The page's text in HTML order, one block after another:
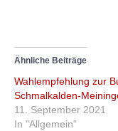
Ähnliche Beiträge
Wahlempfehlung zur
Schmalkalden-
11. September 2021
In "Allgemein"